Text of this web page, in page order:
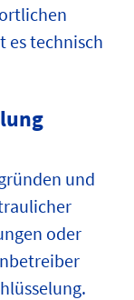
es technisch
und
oder